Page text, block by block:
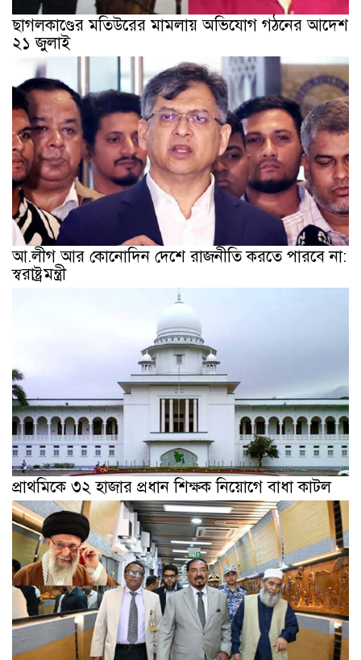
ছাগলকাণ্ডের মতিউরের মামলায় অভিযোগ গঠনের আদেশ
২১ জুলাই
আ.লীগ আর কোনোদিন দেশে রাজনীতি করতে পারবে না:
স্বরাষ্ট্রমন্ত্রী
প্রাথমিকে ৩২ হাজার প্রধান শিক্ষক নিয়োগে বাধা কাটল